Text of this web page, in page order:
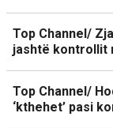
Top Channel/
jashtë kontrollit
Top Channel/
‘kthehet’ pasi